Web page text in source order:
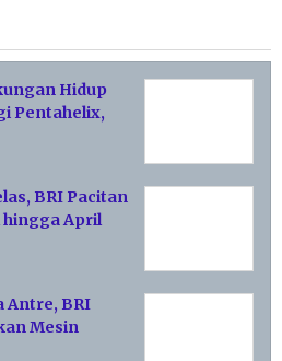
Hidup
Pentahelix,
BRI Pacitan
hingga April
Antre, BRI
Mesin